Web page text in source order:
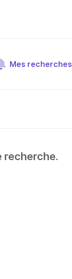
Mes recherches
recherche.